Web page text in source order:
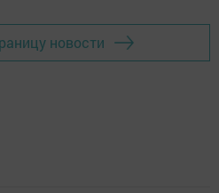
новости